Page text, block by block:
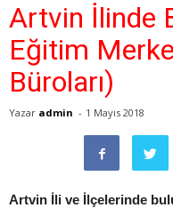
Artvin İlinde
Eğitim
Büroları)
Yazar admin - 1 Mayıs 2018
Artvin İli ve İlçelerinde